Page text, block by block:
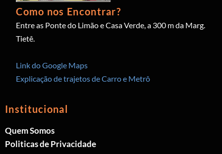
Como nos Encontrar?
Entre as Ponte do Limão e Casa Verde, a 300 m da Marg.
Tietê.
Link do Google Maps
Explicação de trajetos de Carro e Metrô
Institucional
Quem Somos
Politicas de Privacidade